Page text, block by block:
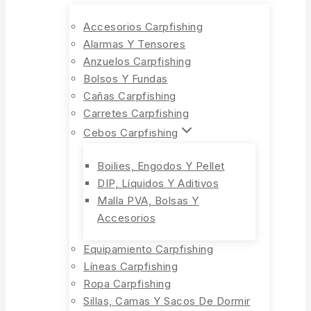
Accesorios Carpfishing
Alarmas Y Tensores
Anzuelos Carpfishing
Bolsos Y Fundas
Cañas Carpfishing
Carretes Carpfishing
Cebos Carpfishing
Boilies, Engodos Y Pellet
DIP, Líquidos Y Aditivos
Malla PVA, Bolsas Y
Accesorios
Equipamiento Carpfishing
Líneas Carpfishing
Ropa Carpfishing
Sillas, Camas Y Sacos De Dormir